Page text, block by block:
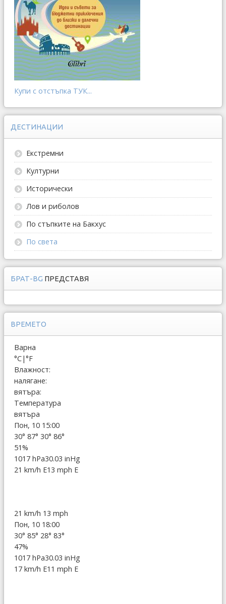
Купи с отстъпка ТУК...
ДЕСТИНАЦИИ
Екстремни
Културни
Исторически
Лов и риболов
По стъпките на Бакхус
По света
БРАТ-BG ПРЕДСТАВЯ
ВРЕМЕТО
Варна
°C|°F
Влажност:
налягане:
вятъра:
Температура
вятъра
Пон, 10 15:00
30° 87° 30° 86°
51%
1017 hPa30.03 inHg
21 km/h E13 mph E
21 km/h 13 mph
Пон, 10 18:00
30° 85° 28° 83°
47%
1017 hPa30.03 inHg
17 km/h E11 mph E